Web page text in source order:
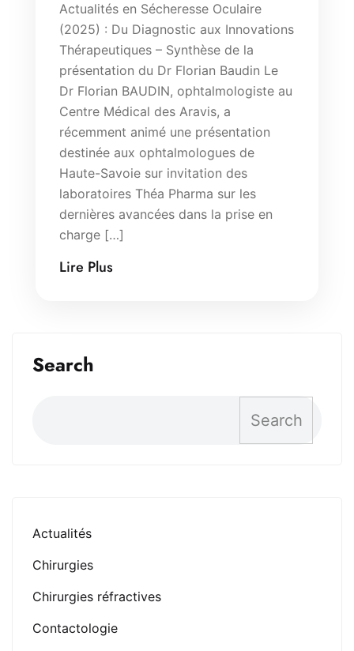
Search
Search
Actualités
Chirurgies
Chirurgies réfractives
Contactologie
Actualités en Sécheresse Oculaire
(2025) : Du Diagnostic aux Innovations
Thérapeutiques – Synthèse de la
présentation du Dr Florian Baudin Le
Dr Florian BAUDIN, ophtalmologiste au
Centre Médical des Aravis, a
récemment animé une présentation
destinée aux ophtalmologues de
Haute-Savoie sur invitation des
laboratoires Théa Pharma sur les
dernières avancées dans la prise en
charge […]
Lire Plus